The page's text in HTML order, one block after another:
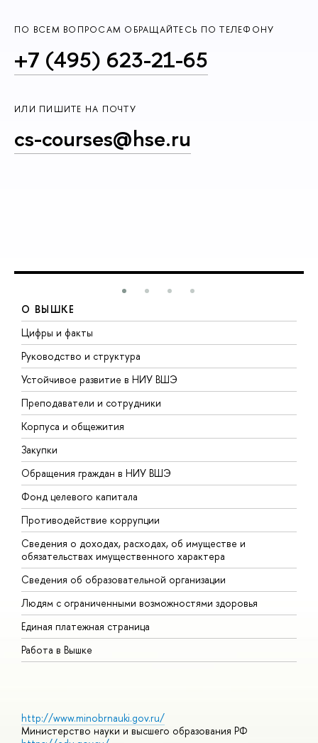
ПО ВСЕМ ВОПРОСАМ ОБРАЩАЙТЕСЬ ПО ТЕЛЕФОНУ
+7 (495) 623-21-65
ИЛИ ПИШИТЕ НА ПОЧТУ
cs-courses@hse.ru
О ВЫШКЕ
Цифры и факты
Руководство и структура
Устойчивое развитие в НИУ ВШЭ
Преподаватели и сотрудники
Корпуса и общежития
Закупки
Обращения граждан в НИУ ВШЭ
Фонд целевого капитала
Противодействие коррупции
Сведения о доходах, расходах, об имуществе и
обязательствах имущественного характера
Сведения об образовательной организации
Людям с ограниченными возможностями здоровья
Единая платежная страница
Работа в Вышке
http://www.minobrnauki.gov.ru/
Министерство науки и высшего образования РФ